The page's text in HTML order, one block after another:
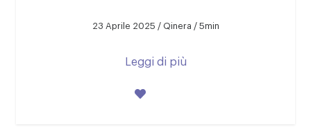
23 Aprile 2025 / Qinera / 5min
Leggi di più